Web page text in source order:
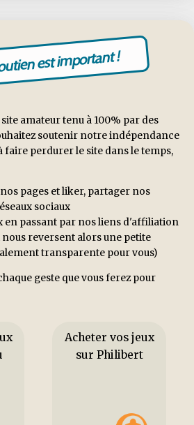
est important !
amateur tenu à 100% par des
soutenir notre indépendance
faire perdurer le site dans le temps,
pages et liker, partager nos
sociaux
en passant par nos liens d'affiliation
reversent alors une petite
transparente pour vous)
geste que vous ferez pour
Acheter vos jeux
sur Philibert